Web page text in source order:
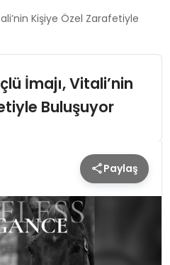
Kişiye Özel Zarafetiyle
İmajı, Vitali’nin
Buluşuyor
Paylaş